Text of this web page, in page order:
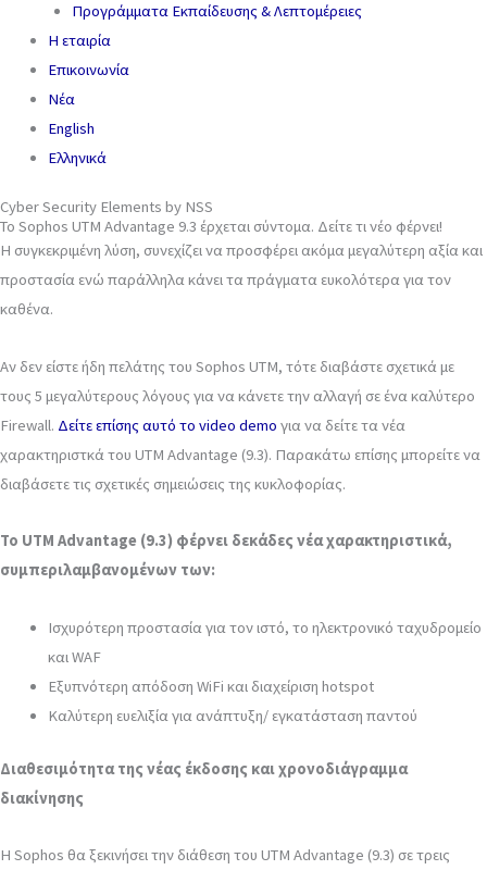
Προγράμματα Εκπαίδευσης & Λεπτομέρειες
Η εταιρία
Επικοινωνία
Νέα
English
Ελληνικά
Cyber Security Elements by NSS
Το Sophos UTM Advantage 9.3 έρχεται σύντομα. Δείτε τι νέο φέρνει!
Η συγκεκριμένη λύση, συνεχίζει να προσφέρει ακόμα μεγαλύτερη αξία και
προστασία ενώ παράλληλα κάνει τα πράγματα ευκολότερα για τον
καθένα.
Αν δεν είστε ήδη πελάτης του Sophos UTM, τότε διαβάστε σχετικά με
τους 5 μεγαλύτερους λόγους για να κάνετε την αλλαγή σε ένα καλύτερο
Firewall. Δείτε επίσης αυτό το video demo για να δείτε τα νέα
χαρακτηριστκά του UTM Advantage (9.3). Παρακάτω επίσης μπορείτε να
διαβάσετε τις σχετικές σημειώσεις της κυκλοφορίας.
Το UTM Advantage (9.3) φέρνει δεκάδες νέα χαρακτηριστικά,
συμπεριλαμβανομένων των:
Ισχυρότερη προστασία για τον ιστό, το ηλεκτρονικό ταχυδρομείο
και WAF
Εξυπνότερη απόδοση WiFi και διαχείριση hotspot
Καλύτερη ευελιξία για ανάπτυξη/ εγκατάσταση παντού
Διαθεσιμότητα της νέας έκδοσης και χρονοδιάγραμμα
διακίνησης
Η Sophos θα ξεκινήσει την διάθεση του UTM Advantage (9.3) σε τρεις